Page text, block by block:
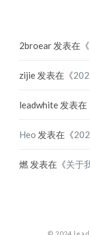
2broear发表在《
zijie发表在《
leadwhite发表在
Heo 发表在《
燃发表在《关于